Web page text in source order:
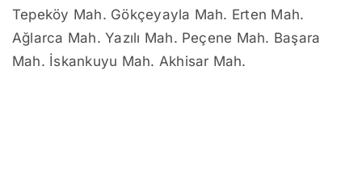
Tepeköy Mah. Gökçeyayla Mah. Erten Mah.
Ağlarca Mah. Yazılı Mah. Peçene Mah. Başara
Mah. İskankuyu Mah. Akhisar Mah.